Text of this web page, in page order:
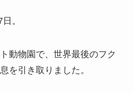
。
動物園で、世界最後のフク
を引き取りました。